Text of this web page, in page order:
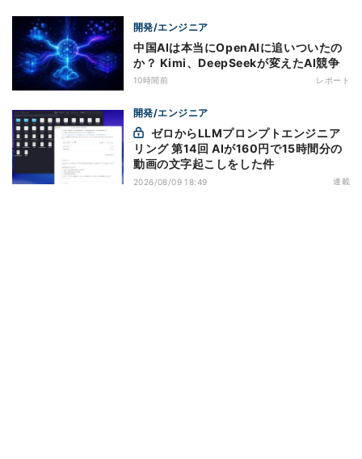
開発/エンジニア
中国AIは本当にOpenAIに追いついたの
か？ Kimi、DeepSeekが変えたAI競争
10時間前 レポート
開発/エンジニア
リング 第14回 AIが160円で15時間分の
動画の文字起こしをした件
2026/08/09 18:49 連載